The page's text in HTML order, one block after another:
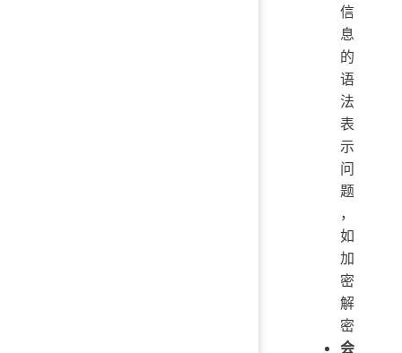
信
息
的
语
法
表
示
问
题
，
如
加
密
解
密
会